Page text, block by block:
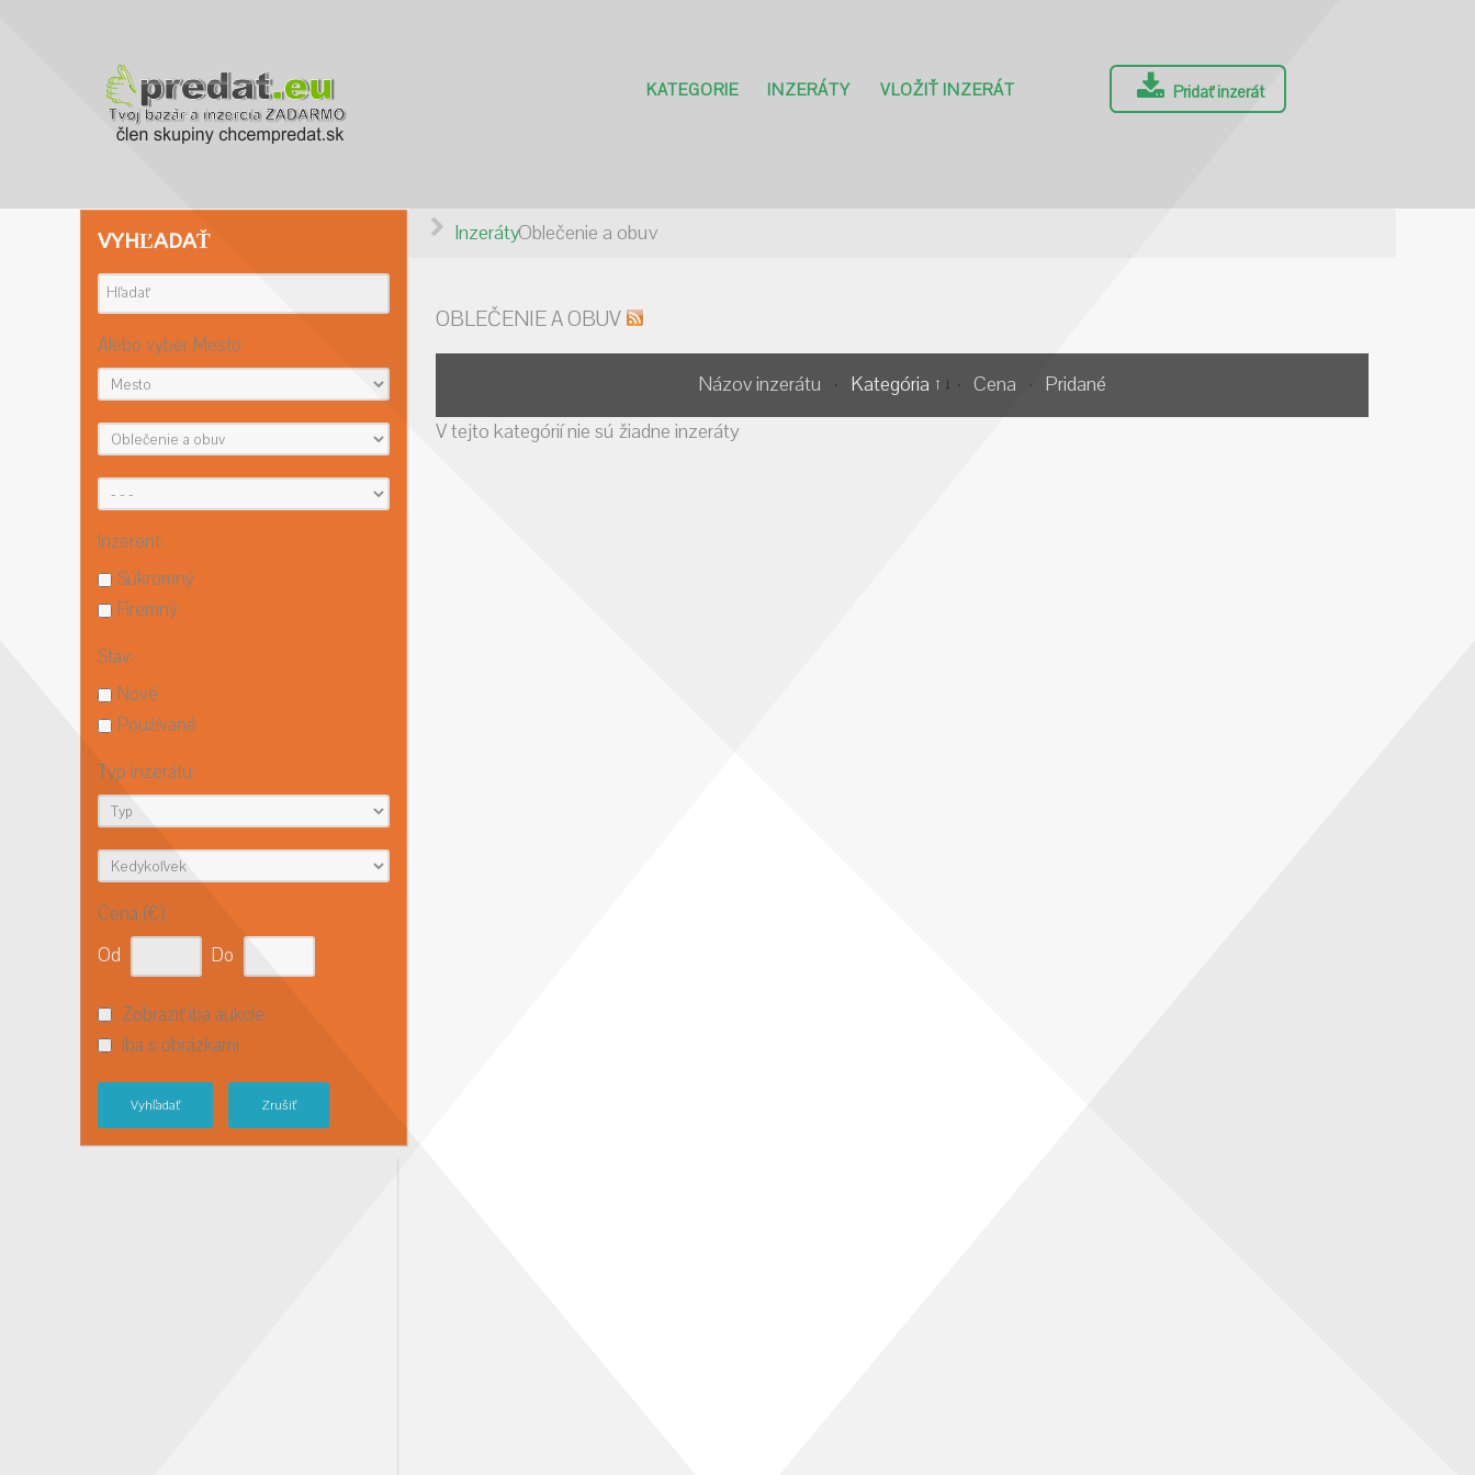
KATEGORIE INZERÁTY VLOŽIŤ INZERÁT Pridať inzerát
VYHĽADAŤ
Alebo vyber Mesto
Inzerent:
Súkromný
Firemný
Stav:
Nové
Používané
Typ inzerátu
Cena (€)
Od
Do
Zobraziť iba aukcie
iba s obrázkami
Vyhľadať Zrušiť
InzerátyOblečenie a obuv
OBLEČENIE A OBUV
Názov inzerátu Kategória Cena
Pridané
V tejto kategórií nie sú žiadne inzeráty